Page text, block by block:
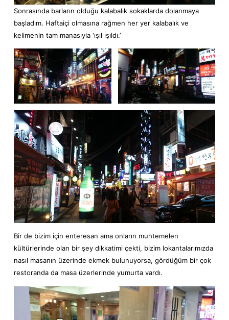
Sonrasında barların olduğu kalabalık sokaklarda dolanmaya
başladım. Haftaiçi olmasına rağmen her yer kalabalık ve
kelimenin tam manasıyla ‘ışıl ışıldı.’
Bir de bizim için enteresan ama onların muhtemelen
kültürlerinde olan bir şey dikkatimi çekti, bizim lokantalarımızda
nasıl masanın üzerinde ekmek bulunuyorsa, gördüğüm bir çok
restoranda da masa üzerlerinde yumurta vardı.